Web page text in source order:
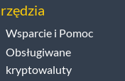
Wsparcie i Pomoc
Obsługiwane
kryptowaluty